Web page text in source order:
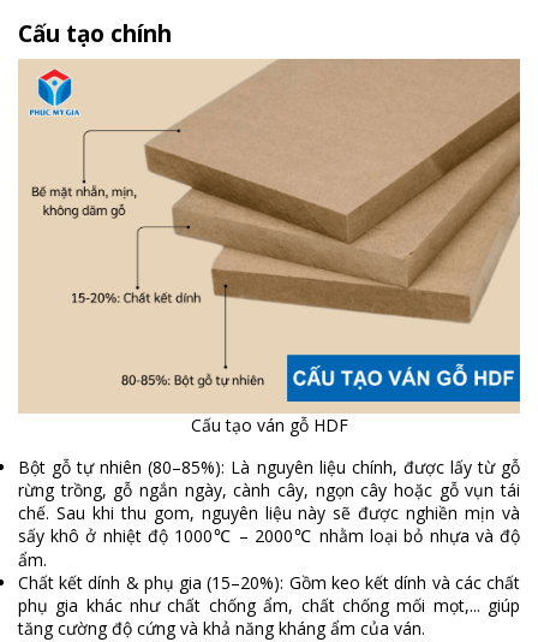
Cấu tạo chính
Cấu tạo ván gỗ HDF
Bột gỗ tự nhiên (80–85%): Là nguyên liệu chính, được lấy từ gỗ
rừng trồng, gỗ ngắn ngày, cành cây, ngọn cây hoặc gỗ vụn tái
chế. Sau khi thu gom, nguyên liệu này sẽ được nghiền mịn và
sấy khô ở nhiệt độ 1000℃ – 2000℃ nhằm loại bỏ nhựa và độ
ẩm.
Chất kết dính & phụ gia (15–20%): Gồm keo kết dính và các chất
phụ gia khác như chất chống ẩm, chất chống mối mọt,... giúp
tăng cường độ cứng và khả năng kháng ẩm của ván.